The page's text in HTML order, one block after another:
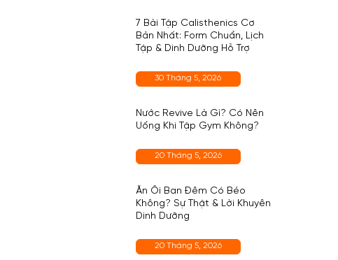
7 Bài Tập Calisthenics Cơ
Bản Nhất: Form Chuẩn, Lịch
Tập & Dinh Dưỡng Hỗ Trợ
30 Tháng 5, 2026
Nước Revive Là Gì? Có Nên
Uống Khi Tập Gym Không?
20 Tháng 5, 2026
Ăn Ổi Ban Đêm Có Béo
Không? Sự Thật & Lời Khuyên
Dinh Dưỡng
20 Tháng 5, 2026